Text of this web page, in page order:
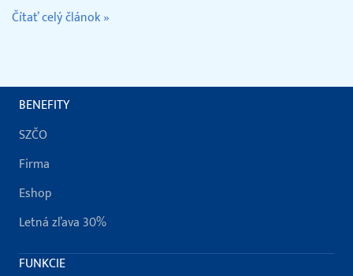
Čítať celý článok »
BENEFITY
SZČO
Firma
Eshop
Letná zľava 30%
FUNKCIE